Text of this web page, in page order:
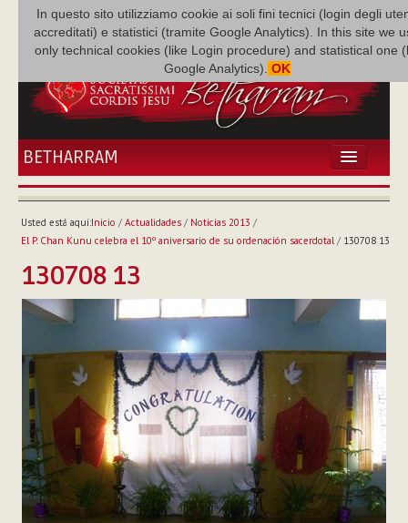
In questo sito utilizziamo cookie ai soli fini tecnici (login degli
accreditati) e statistici (tramite Google Analytics). In this site we
only technical cookies (like Login procedure) and statistical one
Google Analytics). OK
BETHARRAM
INICIO
BETHARRAM
MISIÓN
NEF
P. AUGUSTO ETCHECOPAR
Usted está aquí:Inicio / Actualidades/ Noticias 2013 /
El P. Chan Kunu celebra el 10º aniversario de su ordenación sacerdotal/ 130708 13
130708 13